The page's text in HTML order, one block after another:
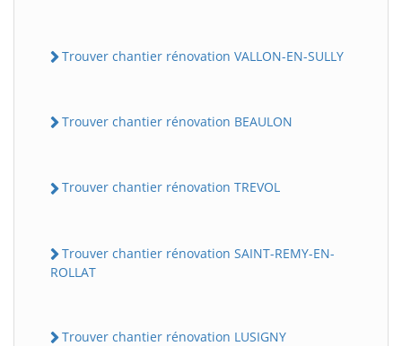
Trouver chantier rénovation VALLON-EN-SULLY
Trouver chantier rénovation BEAULON
Trouver chantier rénovation TREVOL
Trouver chantier rénovation SAINT-REMY-EN-
ROLLAT
Trouver chantier rénovation LUSIGNY